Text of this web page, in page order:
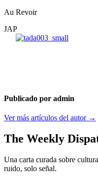
Au Revoir
JAP
Publicado por admin
Ver más artículos del autor →
The Weekly
Una carta curada sobre
ruido, solo señal.